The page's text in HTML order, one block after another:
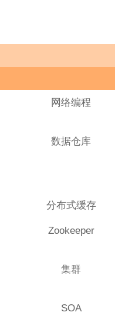
网络编程
数据仓库
分布式缓存
Zookeeper
集群
SOA